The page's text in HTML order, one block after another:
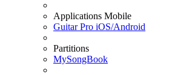
Applications Mobile
Guitar Pro iOS/Android
Partitions
MySongBook